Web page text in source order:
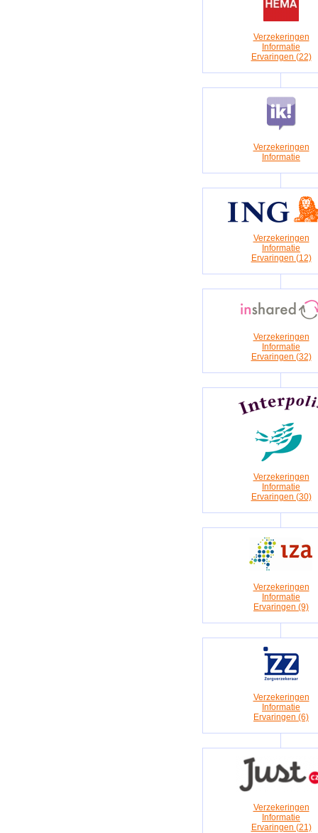
Verzekeringen
Informatie
Ervaringen (22)
Verzekeringen
Informatie
Verzekeringen
Informatie
Ervaringen (12)
Verzekeringen
Informatie
Ervaringen (32)
Verzekeringen
Informatie
Ervaringen (30)
Verzekeringen
Informatie
Ervaringen (9)
Verzekeringen
Informatie
Ervaringen (6)
Verzekeringen
Informatie
Ervaringen (21)